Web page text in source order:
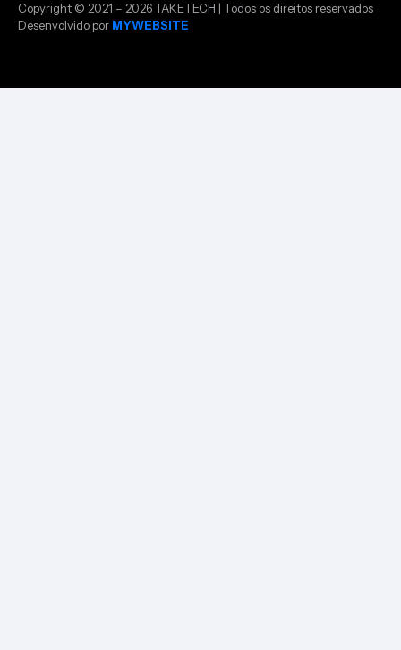
Copyright © 2021 – 2026 TAKETECH | Todos os direitos reservados
Desenvolvido por MYWEBSITE